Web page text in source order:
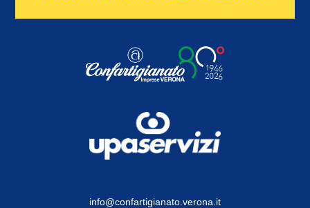
info@confartigianato.verona.it